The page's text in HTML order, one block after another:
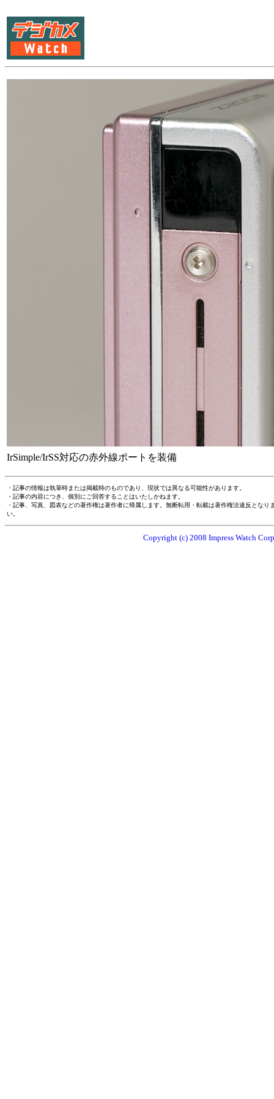
IrSimple/IrSS対応の赤外線ポートを装備
・記事の情報は執筆時または掲載時のものであり、現状では異なる可能性があります。
・記事の内容につき、個別にご回答することはいたしかねます。
・記事、写真、図表などの著作権は著作者に帰属します。無断転用・転載は著作権法違反とな
い。
Copyright (c) 2008 Impress Watch